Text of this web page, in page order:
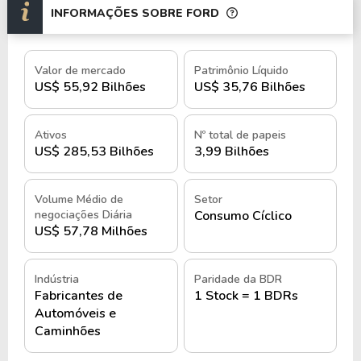
Para isso, a Ford possui operações em diversos
países, com unidades de produção
estrategicamente distribuídas na América do Norte,
América do Sul, Europa, Ásia e Oceania.
Dessa maneira, a empresa continua dedicada ao
desenvolvimento de veículos elétricos e
tecnologias de mobilidade, seguindo novas
demandas do setor automotivo.
No mercado de capitais, a Ford Motor Company é
negociada no Brasil por meio do BDR
enquanto no exterior suas ações podem ser
adquiridas pelo ticker
NYSE.
História e quando foi criada a Ford
Motor Company
INFORMAÇÕES SOBRE FORD
Valor de mercado
US$ 55,92 Bilhões
Patrimônio Líquido
US$ 35,76 Bilhões
Ativos
US$ 285,53 Bilhões
Nº total de papeis
3,99 Bilhões
Volume Médio de
negociações Diária
US$ 57,78 Milhões
Setor
Consumo Cíclico
Indústria
Fabricantes de
Automóveis e
Caminhões
Paridade da BDR
1 Stock = 1 BDRs